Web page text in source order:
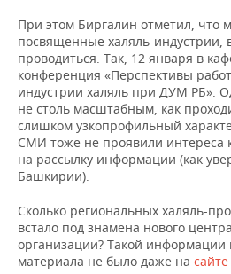
При этом Биргалин отметил, что
посвященные халяль-индустрии,
проводиться. Так, 12 января в
конференция «Перспективы
индустрии халяль при ДУМ РБ».
не столь масштабным, как
слишком узкопрофильный
СМИ тоже не проявили интереса
на рассылку информации (как
Башкирии).
Сколько региональных халяль-
встало под знамена нового
организации? Такой информации
материала не было даже на сайте